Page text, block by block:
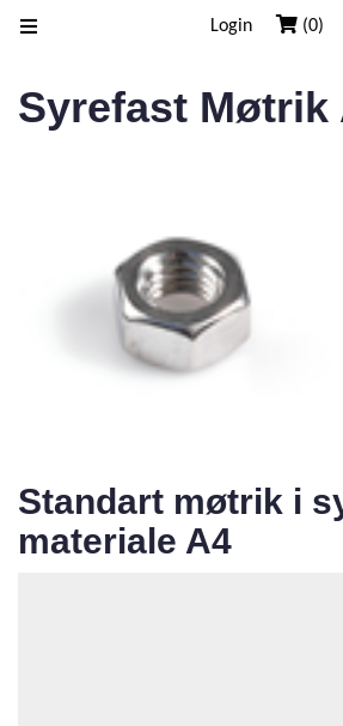
(0)
Login
Syrefast Møtrik
Standart møtrik i
materiale A4